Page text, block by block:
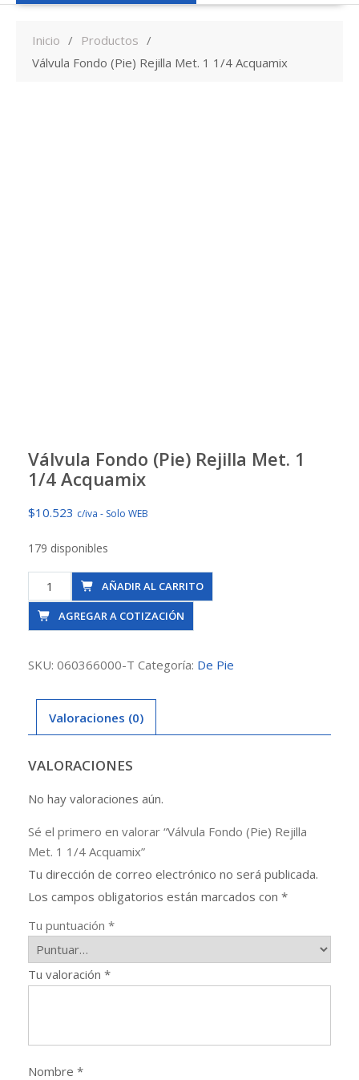
Inicio
Productos
Válvula Fondo (Pie) Rejilla Met. 1 1/4 Acquamix
Válvula Fondo (Pie) Rejilla Met. 1
1/4 Acquamix
$10.523 c/iva - Solo WEB
179 disponibles
Válvula
Fondo
(Pie)
Met.
1/4
Acquamix
AÑADIR AL CARRITO
AGREGAR A COTIZACIÓN
SKU: 060366000-T Categoría: De Pie
Valoraciones (0)
VALORACIONES
No hay valoraciones aún.
Sé el primero en valorar “Válvula Fondo (Pie) Rejilla
Met. 1 1/4 Acquamix”
Tu dirección de correo electrónico no será publicada.
Los campos obligatorios están marcados con *
Tu puntuación *
Tu valoración *
Nombre *